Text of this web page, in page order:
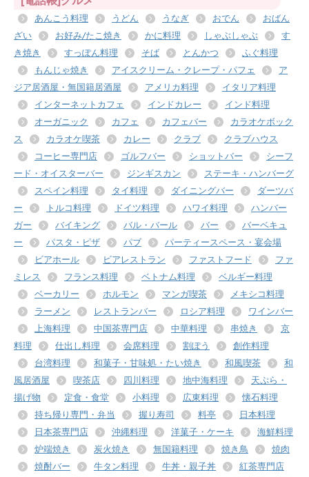
あんこう料理 うどん うなぎ おでん
おばん
ざい
お好み/たこ焼き かに料理 しゃぶしゃぶ
す
き焼き
すっぽん料理 そば とんかつ
ふぐ料理
もんじゃ焼き
アイスクリーム・クレープ・パフェ
ア
ジア居酒屋・無国籍居酒屋
アメリカ料理
イタリア料理
インターネットカフェ
インドカレー
インド料理
オーガニック
カフェ カフェバー
カラオケボック
ス
カラオケ喫茶 カレー クラブ
クラブハウス
コーヒー専門店
ゴルフバー ショットバー
シーフ
ード・オイスターバー
ジンギスカン
ステーキ・ハンバーグ
スペイン料理
タイ料理 ダイニングバー
ダーツバ
ー
トルコ料理 ドイツ料理 ハワイ料理
ハンバー
ガー
バイキング バル・バール バー
バーベキュ
ー
パスタ・ピザ パブ
パーティースペース・宴会場
ビアホール
ビアレストラン ファストフード
ファ
ミレス
フランス料理 ベトナム料理
ベルギー料理
ベーカリー
ホルモン マンガ喫茶
メキシコ料理
ラーメン
レストランバー ロシア料理
ワインバー
上海料理
中国茶専門店 中華料理 串焼き
京
料理
仕出し料理 会席料理 割ぽう
創作料理
台湾料理
和菓子・甘味処・たい焼き 和風喫茶
和
風居酒屋
喫茶店 四川料理 地中海料理
天ぷら・
揚げ物
定食・食堂 小料理 広東料理
懐石料理
持ち帰り専門・弁当
握り寿司 料亭
日本料理
日本茶専門店
沖縄料理 洋菓子・ケーキ
海鮮料理
炉端焼き
炭火焼き 無国籍料理 焼き鳥
焼肉
焼酎バー
牛タン料理 牛丼・親子丼
紅茶専門店